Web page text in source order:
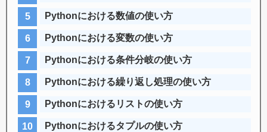
Pythonにおける数値の使い方
Pythonにおける変数の使い方
Pythonにおける条件分岐の使い方
Pythonにおける繰り返し処理の使い方
Pythonにおけるリストの使い方
Pythonにおけるタプルの使い方